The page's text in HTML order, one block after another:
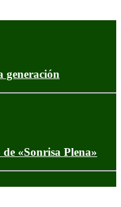
generación
«Sonrisa Plena»